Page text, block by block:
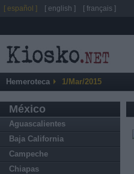
Hemeroteca 1/Mar/2015
México
Aguascalientes
Baja California
Campeche
Chiapas
[ español ] [ english ] [ français ]